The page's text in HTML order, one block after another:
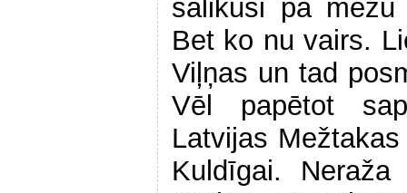
salikusi pa
Bet ko nu vairs.
Viļņas un tad
Vēl papētot
Latvijas
Kuldīgai.